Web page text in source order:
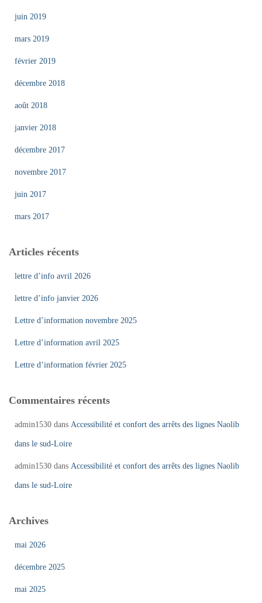
juin 2019
mars 2019
février 2019
décembre 2018
août 2018
janvier 2018
décembre 2017
novembre 2017
juin 2017
mars 2017
Articles récents
lettre d’info avril 2026
lettre d’info janvier 2026
Lettre d’information novembre 2025
Lettre d’information avril 2025
Lettre d’information février 2025
Commentaires récents
admin1530 dans Accessibilité et confort des arrêts des lignes Naolib
dans le sud-Loire
admin1530 dans Accessibilité et confort des arrêts des lignes Naolib
dans le sud-Loire
Archives
mai 2026
décembre 2025
mai 2025